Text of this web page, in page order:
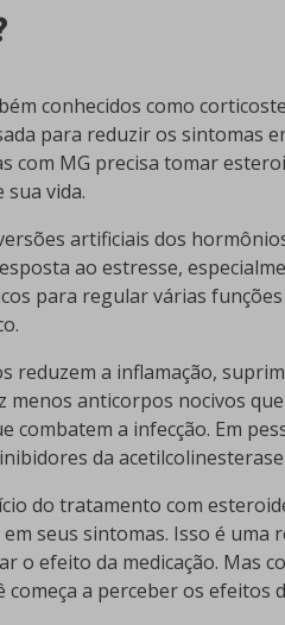
conhecidos como
para reduzir os sintomas
com MG precisa tomar
vida.
artificiais dos
ao estresse,
para regular várias
reduzem a inflamação,
anticorpos nocivos
combatem a infecção. Em
da
do tratamento com
seus sintomas. Isso é
o efeito da medicação. Mas
começa a perceber os efeitos